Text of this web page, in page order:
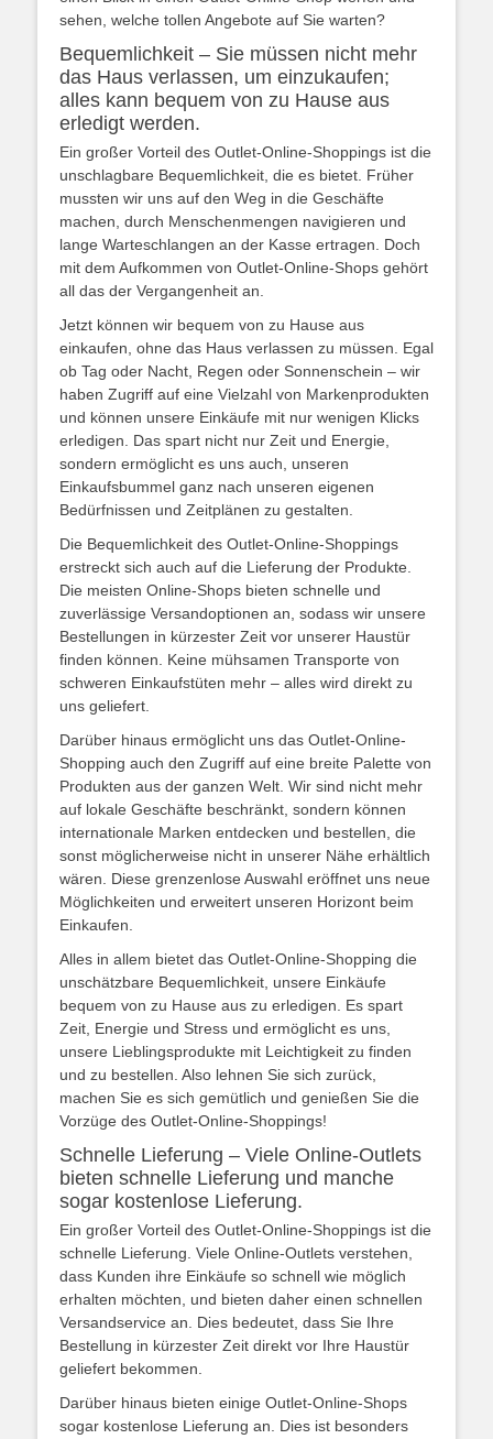
sehen, welche tollen Angebote auf Sie warten?
Bequemlichkeit – Sie müssen nicht mehr
das Haus verlassen, um einzukaufen;
alles kann bequem von zu Hause aus
erledigt werden.
Ein großer Vorteil des Outlet-Online-Shoppings ist die
unschlagbare Bequemlichkeit, die es bietet. Früher
mussten wir uns auf den Weg in die Geschäfte
machen, durch Menschenmengen navigieren und
lange Warteschlangen an der Kasse ertragen. Doch
mit dem Aufkommen von Outlet-Online-Shops gehört
all das der Vergangenheit an.
Jetzt können wir bequem von zu Hause aus
einkaufen, ohne das Haus verlassen zu müssen. Egal
ob Tag oder Nacht, Regen oder Sonnenschein – wir
haben Zugriff auf eine Vielzahl von Markenprodukten
und können unsere Einkäufe mit nur wenigen Klicks
erledigen. Das spart nicht nur Zeit und Energie,
sondern ermöglicht es uns auch, unseren
Einkaufsbummel ganz nach unseren eigenen
Bedürfnissen und Zeitplänen zu gestalten.
Die Bequemlichkeit des Outlet-Online-Shoppings
erstreckt sich auch auf die Lieferung der Produkte.
Die meisten Online-Shops bieten schnelle und
zuverlässige Versandoptionen an, sodass wir unsere
Bestellungen in kürzester Zeit vor unserer Haustür
finden können. Keine mühsamen Transporte von
schweren Einkaufstüten mehr – alles wird direkt zu
uns geliefert.
Darüber hinaus ermöglicht uns das Outlet-Online-
Shopping auch den Zugriff auf eine breite Palette von
Produkten aus der ganzen Welt. Wir sind nicht mehr
auf lokale Geschäfte beschränkt, sondern können
internationale Marken entdecken und bestellen, die
sonst möglicherweise nicht in unserer Nähe erhältlich
wären. Diese grenzenlose Auswahl eröffnet uns neue
Möglichkeiten und erweitert unseren Horizont beim
Einkaufen.
Alles in allem bietet das Outlet-Online-Shopping die
unschätzbare Bequemlichkeit, unsere Einkäufe
bequem von zu Hause aus zu erledigen. Es spart
Zeit, Energie und Stress und ermöglicht es uns,
unsere Lieblingsprodukte mit Leichtigkeit zu finden
und zu bestellen. Also lehnen Sie sich zurück,
machen Sie es sich gemütlich und genießen Sie die
Vorzüge des Outlet-Online-Shoppings!
Schnelle Lieferung – Viele Online-Outlets
bieten schnelle Lieferung und manche
sogar kostenlose Lieferung.
Ein großer Vorteil des Outlet-Online-Shoppings ist die
schnelle Lieferung. Viele Online-Outlets verstehen,
dass Kunden ihre Einkäufe so schnell wie möglich
erhalten möchten, und bieten daher einen schnellen
Versandservice an. Dies bedeutet, dass Sie Ihre
Bestellung in kürzester Zeit direkt vor Ihre Haustür
geliefert bekommen.
Darüber hinaus bieten einige Outlet-Online-Shops
sogar kostenlose Lieferung an. Dies ist besonders